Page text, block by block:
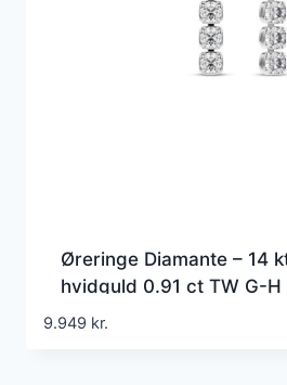
Øreringe Diamante – 14
hvidguld 0.91 ct TW G-
diamanter
9.949 kr.